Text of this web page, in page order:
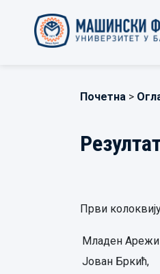
Почетна >
Први
Младен
Јован Бркић,